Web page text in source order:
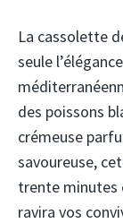
La cassolette
seule
des poissons
crémeuse
savoureuse,
trente minutes
ravira vos